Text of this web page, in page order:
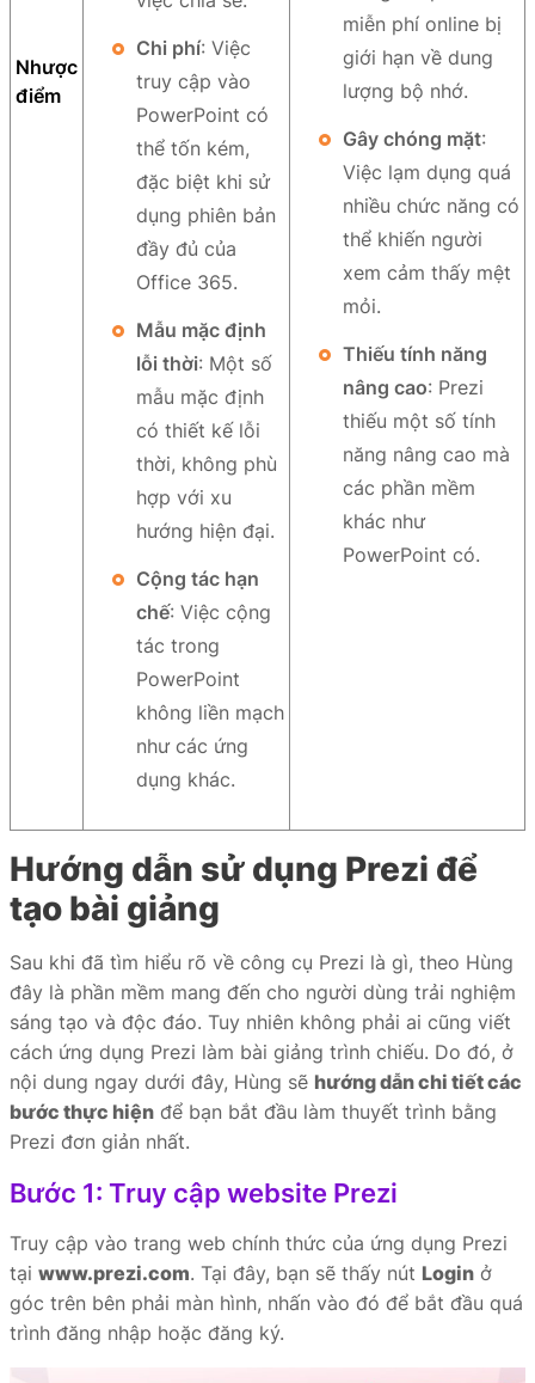
Nhược
điểm
Chi phí: Việc
truy cập vào
PowerPoint có
thể tốn kém,
đặc biệt khi sử
dụng phiên bản
đầy đủ của
Office 365.
Mẫu mặc định
lỗi thời: Một số
mẫu mặc định
có thiết kế lỗi
thời, không phù
hợp với xu
hướng hiện đại.
Cộng tác hạn
chế: Việc cộng
tác trong
PowerPoint
không liền mạch
như các ứng
dụng khác.
miễn phí online bị
giới hạn về dung
lượng bộ nhớ.
Gây chóng mặt:
Việc lạm dụng quá
nhiều chức năng có
thể khiến người
xem cảm thấy mệt
mỏi.
Thiếu tính năng
nâng cao: Prezi
thiếu một số tính
năng nâng cao mà
các phần mềm
khác như
PowerPoint có.
Hướng dẫn sử dụng Prezi để
tạo bài giảng
Sau khi đã tìm hiểu rõ về công cụ Prezi là gì, theo Hùng
đây là phần mềm mang đến cho người dùng trải nghiệm
sáng tạo và độc đáo. Tuy nhiên không phải ai cũng viết
cách ứng dụng Prezi làm bài giảng trình chiếu. Do đó, ở
nội dung ngay dưới đây, Hùng sẽ hướng dẫn chi tiết các
bước thực hiện để bạn bắt đầu làm thuyết trình bằng
Prezi đơn giản nhất.
Bước 1: Truy cập website Prezi
Truy cập vào trang web chính thức của ứng dụng Prezi
tại www.prezi.com. Tại đây, bạn sẽ thấy nút Login ở
góc trên bên phải màn hình, nhấn vào đó để bắt đầu quá
trình đăng nhập hoặc đăng ký.